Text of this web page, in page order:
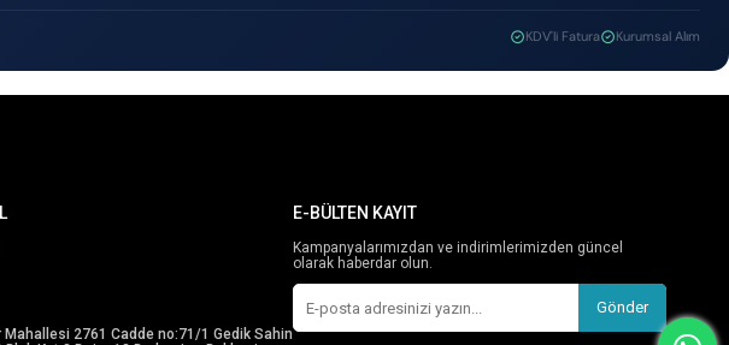
KDV'li Fatura Kurumsal Alım
Mahallesi 2761 Cadde no:71/1 Gedik Sahin
E-BÜLTEN KAYIT
Kampanyalarımızdan ve indirimlerimizden güncel
olarak haberdar olun.
Gönder